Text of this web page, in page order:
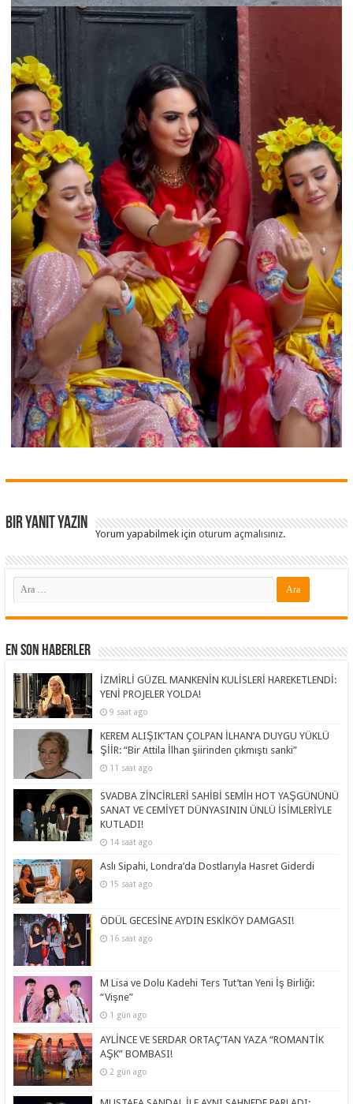
Bir yanıt yazın
Yorum yapabilmek içinoturum açmalısınız.
En Son Haberler
İZMİRLİ GÜZEL MANKENİN KULİSLERİ HAREKETLENDİ:
YENİ PROJELER YOLDA!
9 saat ago
KEREM ALIŞIK’TAN ÇOLPAN İLHAN’A DUYGU YÜKLÜ
ŞİİR: “Bir Attila İlhan şiirinden çıkmıştı sanki”
11 saat ago
SVADBA ZİNCİRLERİ SAHİBİ SEMİH HOT YAŞGÜNÜNÜ
SANAT VE CEMİYET DÜNYASININ ÜNLÜ İSİMLERİYLE
KUTLADI!
14 saat ago
Aslı Sipahi, Londra’da Dostlarıyla Hasret Giderdi
15 saat ago
ÖDÜL GECESİNE AYDIN ESKİKÖY DAMGASI!
16 saat ago
M Lisa ve Dolu Kadehi Ters Tut’tan Yeni İş Birliği:
“Vişne”
1 gün ago
AYLİNCE VE SERDAR ORTAÇ’TAN YAZA “ROMANTİK
AŞK” BOMBASI!
2 gün ago